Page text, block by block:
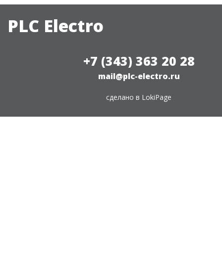
PLC Electro
+7 (343) 363 20 28
mail@plc-electro.ru
сделано в LokiPage